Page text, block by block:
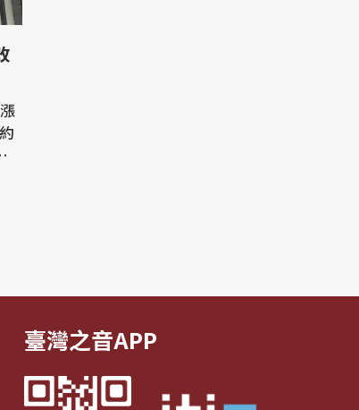
臺灣之音APP